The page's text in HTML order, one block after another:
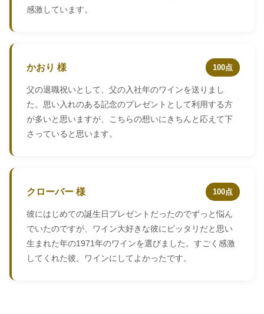
感激しています。
かおり 様 100点
父の退職祝いとして、父の入社年のワインを送りまし
た。思い入れのある記念のプレゼントとして利用する方
が多いと思いますが、こちらの想いにきちんと応えて下
さっていると思います。
クローバー 様 100点
彼にはじめての誕生日プレゼントだったのでずっと悩ん
でいたのですが、ワイン大好きな彼にピッタリだと思い
生まれた年の1971年のワインを選びました。すごく感激
してくれた彼。ワインにしてよかったです。